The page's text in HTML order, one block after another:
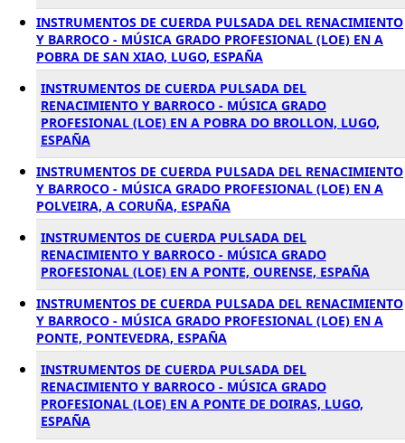
INSTRUMENTOS DE CUERDA PULSADA DEL RENACIMIENTO
Y BARROCO - MÚSICA GRADO PROFESIONAL (LOE) EN A
POBRA DE SAN XIAO, LUGO, ESPAÑA
INSTRUMENTOS DE CUERDA PULSADA DEL
RENACIMIENTO Y BARROCO - MÚSICA GRADO
PROFESIONAL (LOE) EN A POBRA DO BROLLON, LUGO,
ESPAÑA
INSTRUMENTOS DE CUERDA PULSADA DEL RENACIMIENTO
Y BARROCO - MÚSICA GRADO PROFESIONAL (LOE) EN A
POLVEIRA, A CORUÑA, ESPAÑA
INSTRUMENTOS DE CUERDA PULSADA DEL
RENACIMIENTO Y BARROCO - MÚSICA GRADO
PROFESIONAL (LOE) EN A PONTE, OURENSE, ESPAÑA
INSTRUMENTOS DE CUERDA PULSADA DEL RENACIMIENTO
Y BARROCO - MÚSICA GRADO PROFESIONAL (LOE) EN A
PONTE, PONTEVEDRA, ESPAÑA
INSTRUMENTOS DE CUERDA PULSADA DEL
RENACIMIENTO Y BARROCO - MÚSICA GRADO
PROFESIONAL (LOE) EN A PONTE DE DOIRAS, LUGO,
ESPAÑA